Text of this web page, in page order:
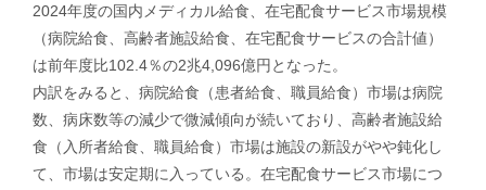
2024年度の国内メディカル給食、在宅配食サービス市場規模
（病院給食、高齢者施設給食、在宅配食サービスの合計値）
は前年度比102.4％の2兆4,096億円となった。
内訳をみると、病院給食（患者給食、職員給食）市場は病院
数、病床数等の減少で微減傾向が続いており、高齢者施設給
食（入所者給食、職員給食）市場は施設の新設がやや鈍化し
て、市場は安定期に入っている。在宅配食サービス市場につ